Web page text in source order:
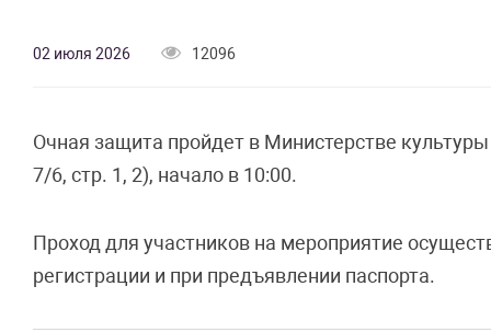
02 июля 2026 12096
Очная защита пройдет в Министерстве
7/6, стр. 1, 2), начало в 10:00.
Проход для участников на мероприятие
регистрации и при предъявлении паспорта.